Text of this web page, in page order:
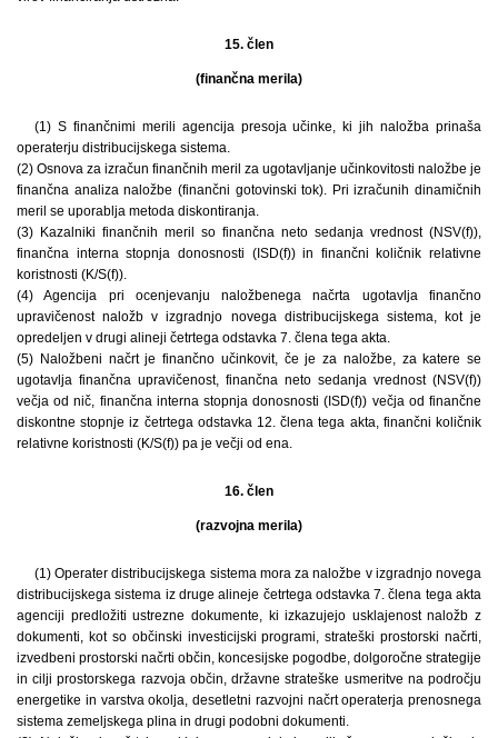
15. člen
(finančna merila)
(1) S finančnimi merili agencija presoja učinke, ki jih naložba prinaša
operaterju distribucijskega sistema.
(2) Osnova za izračun finančnih meril za ugotavljanje učinkovitosti naložbe je
finančna analiza naložbe (finančni gotovinski tok). Pri izračunih dinamičnih
meril se uporablja metoda diskontiranja.
(3) Kazalniki finančnih meril so finančna neto sedanja vrednost (NSV(f)),
finančna interna stopnja donosnosti (ISD(f)) in finančni količnik relativne
koristnosti (K/S(f)).
(4) Agencija pri ocenjevanju naložbenega načrta ugotavlja finančno
upravičenost naložb v izgradnjo novega distribucijskega sistema, kot je
opredeljen v drugi alineji četrtega odstavka 7. člena tega akta.
(5) Naložbeni načrt je finančno učinkovit, če je za naložbe, za katere se
ugotavlja finančna upravičenost, finančna neto sedanja vrednost (NSV(f))
večja od nič, finančna interna stopnja donosnosti (ISD(f)) večja od finančne
diskontne stopnje iz četrtega odstavka 12. člena tega akta, finančni količnik
relativne koristnosti (K/S(f)) pa je večji od ena.
16. člen
(razvojna merila)
(1) Operater distribucijskega sistema mora za naložbe v izgradnjo novega
distribucijskega sistema iz druge alineje četrtega odstavka 7. člena tega akta
agenciji predložiti ustrezne dokumente, ki izkazujejo usklajenost naložb z
dokumenti, kot so občinski investicijski programi, strateški prostorski načrti,
izvedbeni prostorski načrti občin, koncesijske pogodbe, dolgoročne strategije
in cilji prostorskega razvoja občin, državne strateške usmeritve na področju
energetike in varstva okolja, desetletni razvojni načrt operaterja prenosnega
sistema zemeljskega plina in drugi podobni dokumenti.